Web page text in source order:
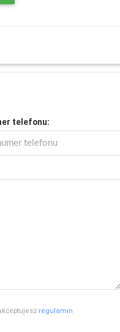
telefonu:
regulamin